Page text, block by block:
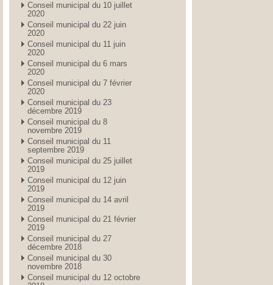
Conseil municipal du 10 juillet
2020
Conseil municipal du 22 juin
2020
Conseil municipal du 11 juin
2020
Conseil municipal du 6 mars
2020
Conseil municipal du 7 février
2020
Conseil municipal du 23
décembre 2019
Conseil municipal du 8
novembre 2019
Conseil municipal du 11
septembre 2019
Conseil municipal du 25 juillet
2019
Conseil municipal du 12 juin
2019
Conseil municipal du 14 avril
2019
Conseil municipal du 21 février
2019
Conseil municipal du 27
décembre 2018
Conseil municipal du 30
novembre 2018
Conseil municipal du 12 octobre